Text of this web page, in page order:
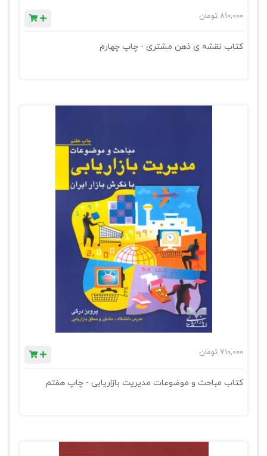
810,000 تومان
کتاب نقشه ی ذهن مشتری - چاپ چهارم
710,000 تومان
کتاب مباحث و موضوعات مدیریت بازاریابی - چاپ هفتم